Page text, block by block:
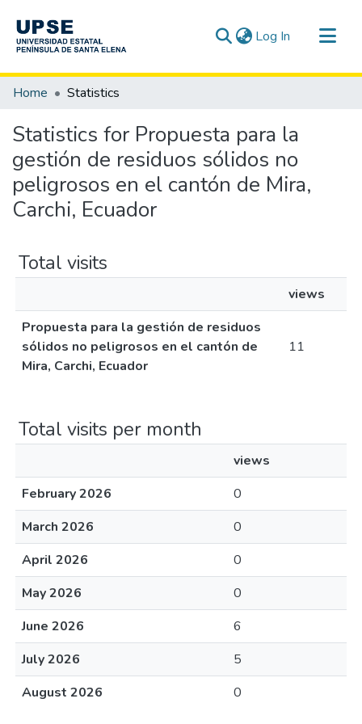
Log In (current)
Communities & Collections
Home Statistics
Statistics for Propuesta para la
gestión de residuos sólidos no
peligrosos en el cantón de Mira,
Carchi, Ecuador
Total visits
views
Propuesta para la gestión de residuos
sólidos no peligrosos en el cantón de
Mira, Carchi, Ecuador
11
Total visits per month
views
February 2026
0
March 2026
0
April 2026
0
May 2026
0
June 2026
6
July 2026
5
August 2026
0